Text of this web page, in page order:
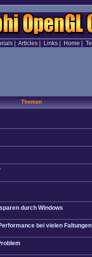
| Articles| Links| Home
Themen
durch Windows
bei vielen Faltungen